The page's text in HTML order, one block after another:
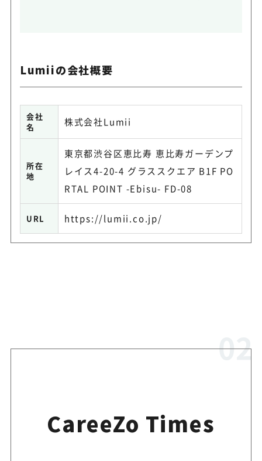
Lumiiの会社概要
会社
名
株式会社Lumii
所在
地
東京都渋谷区恵比寿 恵比寿ガーデンプ
レイス4-20-4 グラススクエア B1F PO
RTAL POINT -Ebisu- FD-08
URL https://lumii.co.jp/
CareeZo Times